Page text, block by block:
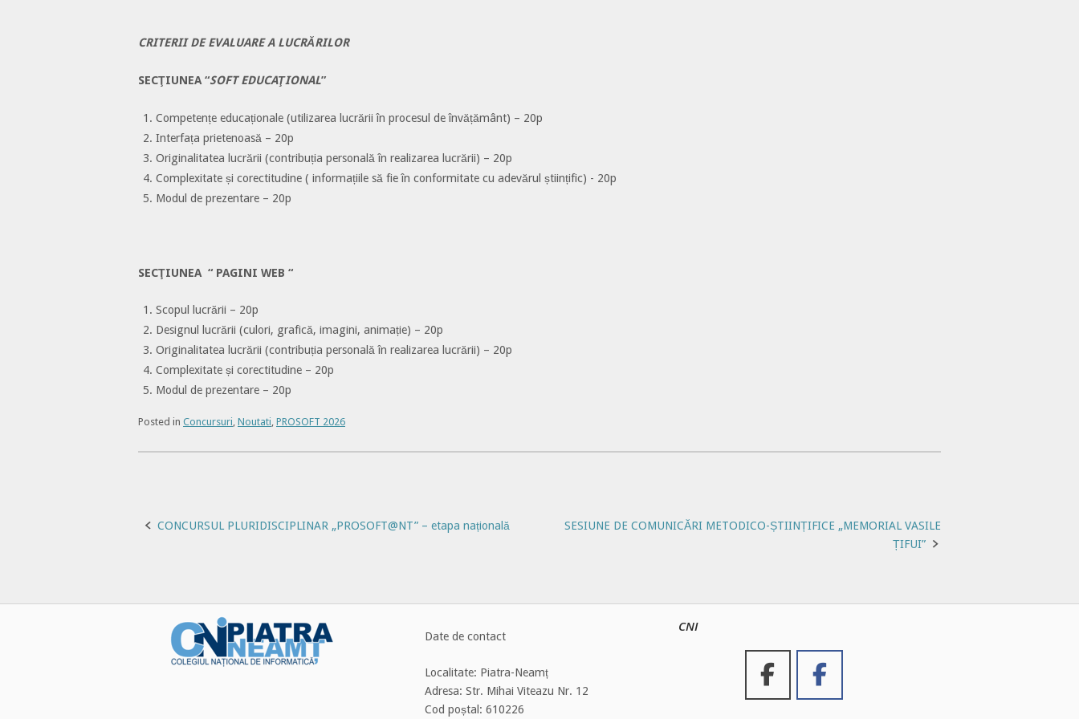
CRITERII DE EVALUARE A LUCRĂRILOR
SECŢIUNEA “SOFT EDUCAŢIONAL”
Competențe educaționale (utilizarea lucrării în procesul de învățământ) – 20p
Interfața prietenoasă – 20p
Originalitatea lucrării (contribuția personală în realizarea lucrării) – 20p
Complexitate și corectitudine ( informațiile să fie în conformitate cu adevărul științific) - 20p
Modul de prezentare – 20p
SECŢIUNEA “ PAGINI WEB “
Scopul lucrării – 20p
Designul lucrării (culori, grafică, imagini, animație) – 20p
Originalitatea lucrării (contribuția personală în realizarea lucrării) – 20p
Complexitate și corectitudine – 20p
Modul de prezentare – 20p
Posted in Concursuri, Noutati, PROSOFT 2026
Post
CONCURSUL PLURIDISCIPLINAR „PROSOFT@NT” – etapa națională
SESIUNE DE COMUNICĂRI METODICO-ȘTIINȚIFICE „MEMORIAL VASILE
ȚIFUI”
Date de contact
Localitate: Piatra-Neamț
Adresa: Str. Mihai Viteazu Nr. 12
Cod poștal: 610226
CNI